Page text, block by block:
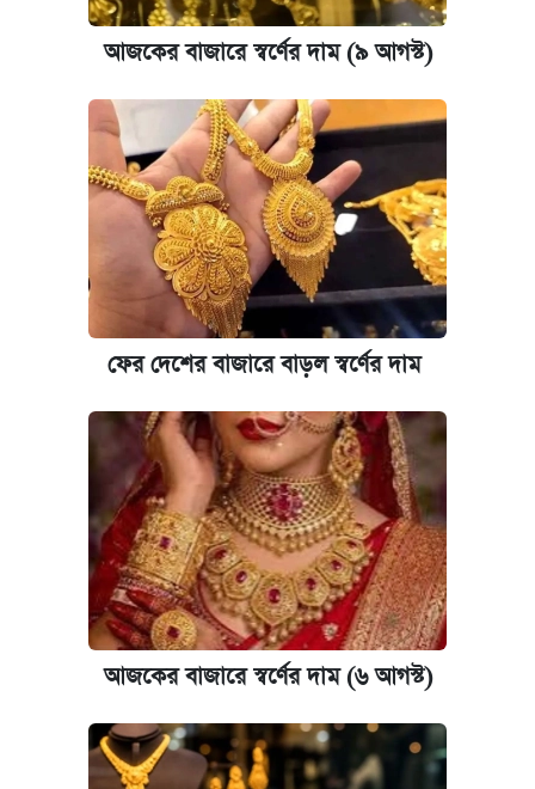
আজকের বাজারে স্বর্ণের দাম (৯ আগস্ট)
ফের দেশের বাজারে বাড়ল স্বর্ণের দাম
আজকের বাজারে স্বর্ণের দাম (৬ আগস্ট)